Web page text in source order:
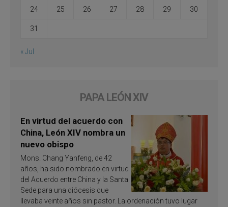
24 25 26 27 28 29 30
31
« Jul
PAPA LEÓN XIV
En virtud del acuerdo con
China, León XIV nombra un
nuevo obispo
Mons. Chang Yanfeng, de 42
años, ha sido nombrado en virtud
del Acuerdo entre China y la Santa
Sede para una diócesis que
llevaba veinte años sin pastor. La ordenación tuvo lugar